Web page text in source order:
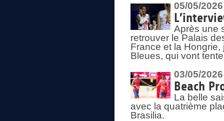
05/05/2026
Après une
retrouver le Palais
France et la Hongrie,
Bleues, qui vont
03/05/2026
Beach
La belle
avec la quatrième
Brasilia.